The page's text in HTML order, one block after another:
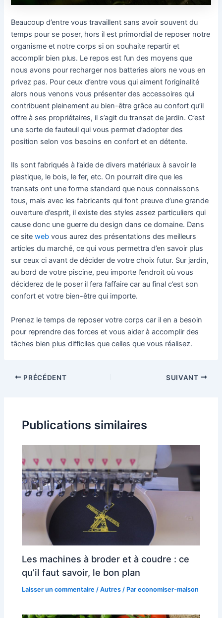
Beaucoup d’entre vous travaillent sans avoir souvent du
temps pour se poser, hors il est primordial de reposer notre
organisme et notre corps si on souhaite repartir et
accomplir bien plus. Le repos est l’un des moyens que
nous avons pour recharger nos batteries alors ne vous en
privez pas. Pour ceux d’entre vous qui aiment l’originalité
alors nous venons vous présenter des accessoires qui
contribuent pleinement au bien-être grâce au confort qu’il
offre à ses propriétaires, il s’agit du transat de jardin. C’est
une sorte de fauteuil qui vous permet d’adopter des
position selon vos besoins en confort et en détente.
Ils sont fabriqués à l’aide de divers matériaux à savoir le
plastique, le bois, le fer, etc. On pourrait dire que les
transats ont une forme standard que nous connaissons
tous, mais avec les fabricants qui font preuve d’une grande
ouverture d’esprit, il existe des styles assez particuliers qui
cause donc une guerre du design dans ce domaine. Dans
ce site web vous aurez des présentations des meilleurs
articles du marché, ce qui vous permettra d’en savoir plus
sur ceux ci avant de décider de votre choix futur. Sur jardin,
au bord de votre piscine, peu importe l’endroit où vous
déciderez de le poser il fera l’affaire car au final c’est son
confort et votre bien-être qui importe.
Prenez le temps de reposer votre corps car il en a besoin
pour reprendre des forces et vous aider à accomplir des
tâches bien plus difficiles que celles que vous réalisez.
PRÉCÉDENT SUIVANT
Publications similaires
Les machines à broder et à coudre : ce
qu’il faut savoir, le bon plan
Laisser un commentaire /Autres / Pareconomiser-maison